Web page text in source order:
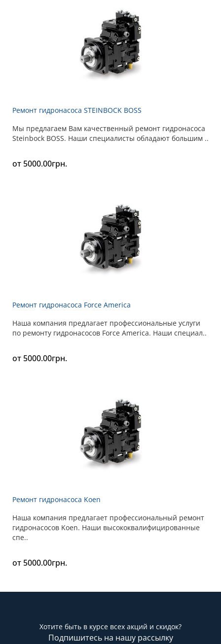
Ремонт гидронасоса STEINBOCK BOSS
Мы предлагаем Вам качественный ремонт гидронасоса
Steinbock BOSS. Наши специалисты обладают большим ..
от 5000.00грн.
Ремонт гидронасоса Force America
Наша компания предлагает профессиональные услуги
по ремонту гидронасосов Force America. Наши специал..
от 5000.00грн.
Ремонт гидронасоса Koen
Наша компания предлагает профессиональный ремонт
гидронасосов Koen. Наши высококвалифицированные
спе..
от 5000.00грн.
Хотите быть в курсе всех акций и скидок?
Подпишитесь на нашу рассылку